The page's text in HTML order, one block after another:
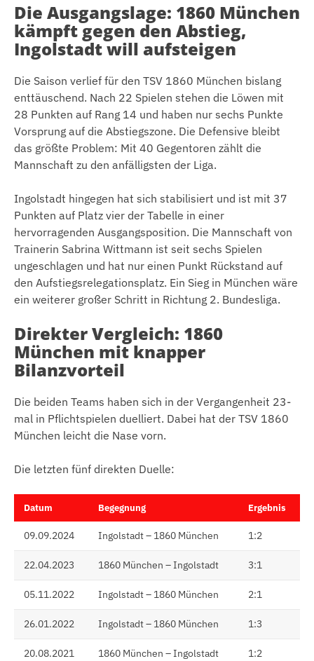
Die Ausgangslage: 1860 München
kämpft gegen den Abstieg,
Ingolstadt will aufsteigen
Die Saison verlief für den TSV 1860 München bislang
enttäuschend. Nach 22 Spielen stehen die Löwen mit
28 Punkten auf Rang 14 und haben nur sechs Punkte
Vorsprung auf die Abstiegszone. Die Defensive bleibt
das größte Problem: Mit 40 Gegentoren zählt die
Mannschaft zu den anfälligsten der Liga.
Ingolstadt hingegen hat sich stabilisiert und ist mit 37
Punkten auf Platz vier der Tabelle in einer
hervorragenden Ausgangsposition. Die Mannschaft von
Trainerin Sabrina Wittmann ist seit sechs Spielen
ungeschlagen und hat nur einen Punkt Rückstand auf
den Aufstiegsrelegationsplatz. Ein Sieg in München wäre
ein weiterer großer Schritt in Richtung 2. Bundesliga.
Direkter Vergleich: 1860
München mit knapper
Bilanzvorteil
Die beiden Teams haben sich in der Vergangenheit 23-
mal in Pflichtspielen duelliert. Dabei hat der TSV 1860
München leicht die Nase vorn.
Die letzten fünf direkten Duelle:
Datum Begegnung Ergebnis
09.09.2024 Ingolstadt – 1860 München 1:2
22.04.2023 1860 München – Ingolstadt 3:1
05.11.2022 Ingolstadt – 1860 München 2:1
26.01.2022 Ingolstadt – 1860 München 1:3
20.08.2021 1860 München – Ingolstadt 1:2